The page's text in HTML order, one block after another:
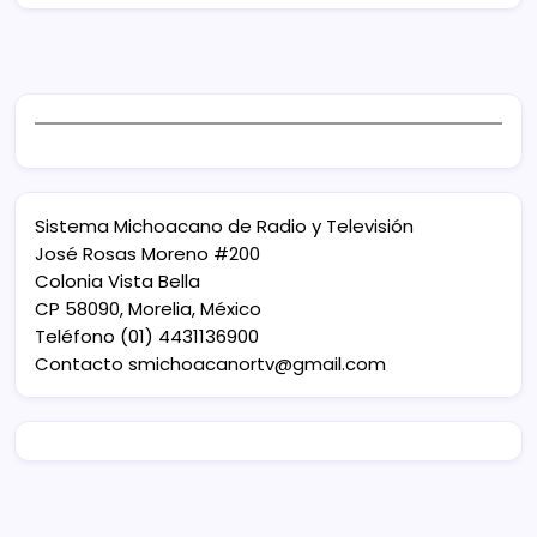
Sistema Michoacano de Radio y Televisión
José Rosas Moreno #200
Colonia Vista Bella
CP 58090, Morelia, México
Teléfono (01) 4431136900
Contacto smichoacanortv@gmail.com